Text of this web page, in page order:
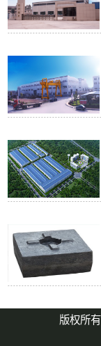
版权所